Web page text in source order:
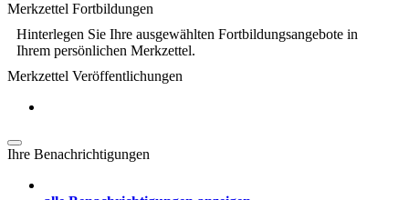
Merkzettel Fortbildungen
Hinterlegen Sie Ihre ausgewählten Fortbildungsangebote in
Ihrem persönlichen Merkzettel.
Merkzettel Veröffentlichungen
Ihre Benachrichtigungen